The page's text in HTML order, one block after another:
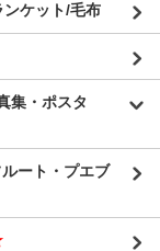
ケット/毛布
集・ポスタ
ート・プエブ